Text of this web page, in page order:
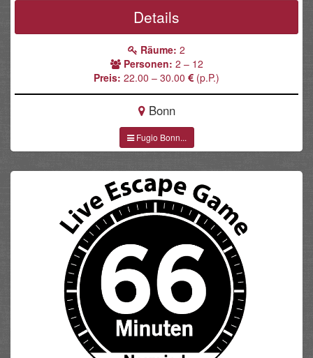
Details
Räume: 2
Personen: 2 – 12
Preis: 22.00 – 30.00 (p.P.)
Bonn
Fugio Bonn...